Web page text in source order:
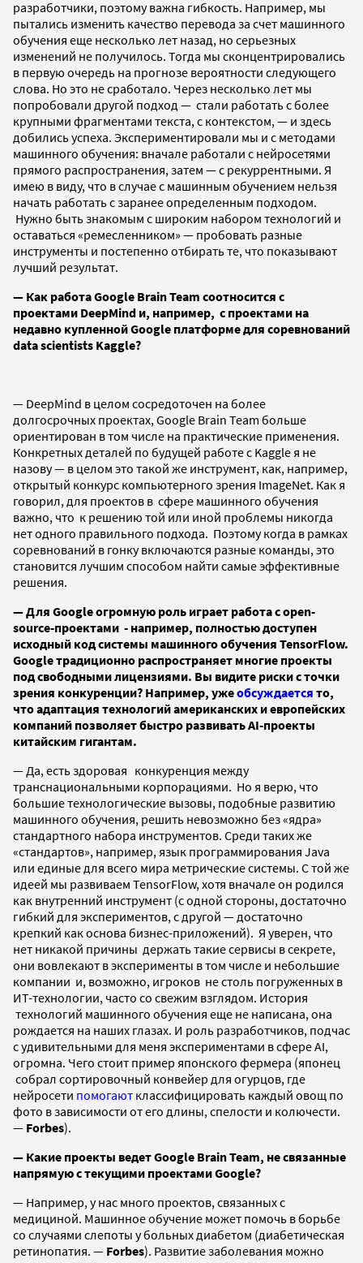
разработчики, поэтому важна гибкость. Например, мы
пытались изменить качество перевода за счет машинного
обучения еще несколько лет назад, но серьезных
изменений не получилось. Тогда мы сконцентрировались
в первую очередь на прогнозе вероятности следующего
слова. Но это не сработало. Через несколько лет мы
попробовали другой подход — стали работать с более
крупными фрагментами текста, с контекстом, — и здесь
добились успеха. Экспериментировали мы и с методами
машинного обучения: вначале работали с нейросетями
прямого распространения, затем — с рекуррентными. Я
имею в виду, что в случае с машинным обучением нельзя
начать работать с заранее определенным подходом.
Нужно быть знакомым с широким набором технологий и
оставаться «ремесленником» — пробовать разные
инструменты и постепенно отбирать те, что показывают
лучший результат.
— Как работаGoogle Brain Team соотносится с
проектами DeepMind и, например, с проектами на
недавно купленной Google платформе для соревнований
data scientists Kaggle?
— DeepMind в целом сосредоточен на более
долгосрочных проектах, Google Brain Team больше
ориентирован в том числе на практические применения.
Конкретных деталей по будущей работе с Kaggle я не
назову — в целом это такой же инструмент, как, например,
открытый конкурс компьютерного зрения ImageNet. Как я
говорил, для проектов в сфере машинного обучения
важно, что к решению той или иной проблемы никогда
нет одного правильного подхода. Поэтому когда в рамках
соревнований в гонку включаются разные команды, это
становится лучшим способом найти самые эффективные
решения.
— Для Google огромную роль играет работа с open-
source-проектами - например, полностью доступен
исходный код системы машинного обучения TensorFlow.
Google традиционно распространяет многие проекты
под свободными лицензиями. Вы видите риски с точки
зрения конкуренции? Например, ужеобсуждается то,
что адаптация технологий американских и европейских
компаний позволяет быстро развивать AI-проекты
китайским гигантам.
— Да, есть здоровая конкуренция между
транснациональными корпорациями. Но я верю, что
большие технологические вызовы, подобные развитию
машинного обучения, решить невозможно без «ядра»
стандартного набора инструментов. Среди таких же
«стандартов», например, язык программирования Java
или единые для всего мира метрические системы. С той же
идеей мы развиваем TensorFlow, хотя вначале он родился
как внутренний инструмент (c одной стороны, достаточно
гибкий для экспериментов, с другой — достаточно
крепкий как основа бизнес-приложений). Я уверен, что
нет никакой причины держать такие сервисы в секрете,
они вовлекают в эксперименты в том числе и небольшие
компании и, возможно, игроков не столь погруженных в
ИТ-технологии, часто со свежим взглядом. История
технологий машинного обучения еще не написана, она
рождается на наших глазах. И роль разработчиков, подчас
с удивительными для меня экспериментами в сфере AI,
огромна. Чего стоит пример японского фермера (японец
собрал сортировочный конвейер для огурцов, где
нейросети помогают классифицировать каждый овощ по
фото в зависимости от его длины, спелости и колючести.
— Forbes).
— Какие проекты ведет Google Brain Team, не связанные
напрямую с текущими проектами Google?
— Например, у нас много проектов, связанных с
медициной. Машинное обучение может помочь в борьбе
со случаями слепоты у больных диабетом (диабетическая
ретинопатия. — Forbes). Развитие заболевания можно